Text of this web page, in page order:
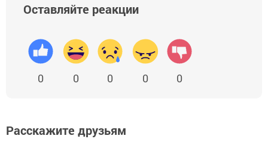
Оставляйте реакции
0 0 0 0 0
Расскажите друзьям